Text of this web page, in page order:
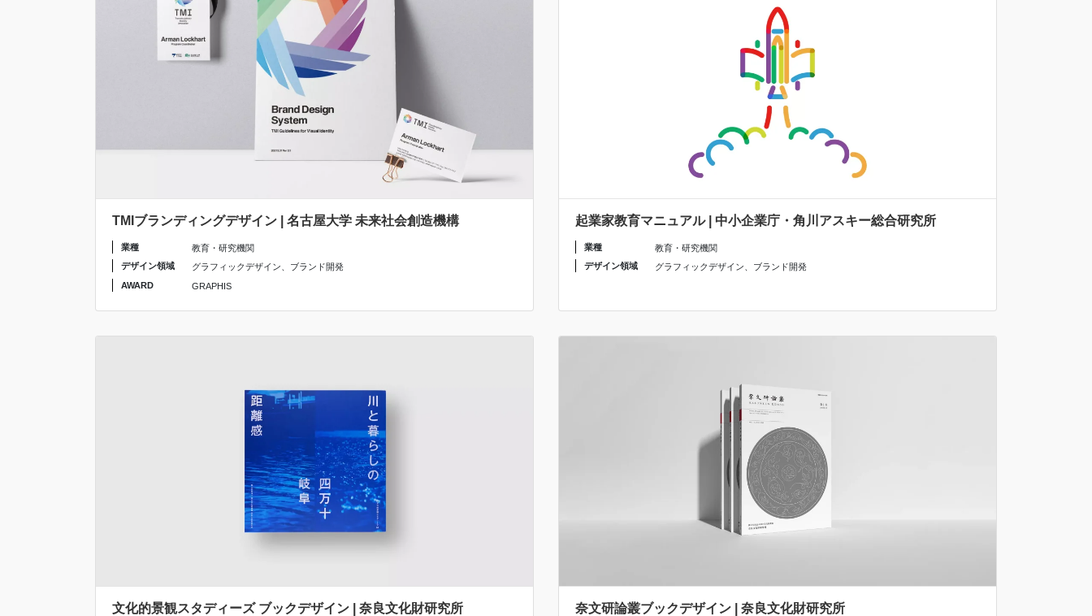
TMIブランディングデザイン | 名古屋大学 未来社会創造機構
業種
教育・研究機関
デザイン領域
グラフィックデザイン
ブランド開発
AWARD
GRAPHIS
起業家教育マニュアル | 中小企業庁・角川アスキー総合研究所
業種
教育・研究機関
デザイン領域
グラフィックデザイン ブランド開発
文化的景観スタディーズ ブックデザイン | 奈良文化財研究所 奈文研論叢ブックデザイン | 奈良文化財研究所